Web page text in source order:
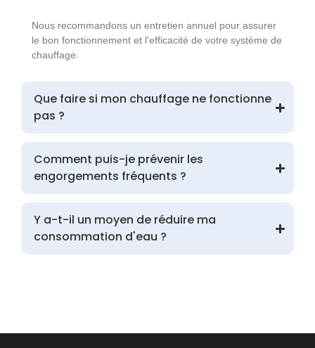
Nous recommandons un entretien annuel pour assurer
le bon fonctionnement et l'efficacité de votre système de
chauffage.
Que faire si mon chauffage ne fonctionne
pas ?
Comment puis-je prévenir les
engorgements fréquents ?
Y a-t-il un moyen de réduire ma
consommation d'eau ?